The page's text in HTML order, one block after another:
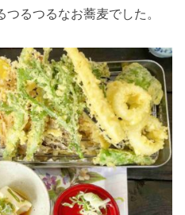
るつるなお蕎麦でした。